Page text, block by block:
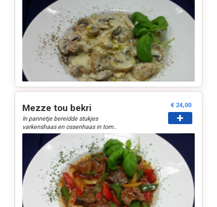
Mezze tou bekri
In pannetje bereidde stukjes
varkenshaas en ossenhaas in tom..
€ 24,00
+